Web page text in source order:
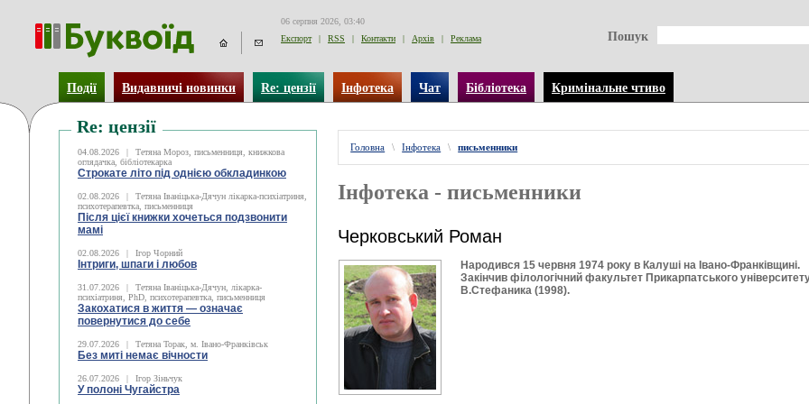
06 серпня 2026, 03:40
Експорт
| RSS | Контакти | Архів | Реклама Пошук
Події Видавничі новинки Re: цензії Інфотека Чат Бібліотека Кримінальне чтиво
Re: цензії
04.08.2026 |
Тетяна Мороз, письменниця, книжкова
оглядачка, бібліотекарка
Строкате літо під однією обкладинкою
02.08.2026 |
Тетяна Іваніцька-Дячун лікарка-психіатриня,
психотерапевтка, письменниця
Після цієї книжки хочеться подзвонити
мамі
02.08.2026 | Ігор Чорний
Інтриги, шпаги і любов
31.07.2026 |
Тетяна Іваніцька-Дячун, лікарка-
психіатриня, PhD, психотерапевтка, письменниця
Закохатися в життя — означає
повернутися до себе
29.07.2026 | Тетяна Торак, м. Івано-Франківськ
Без миті немає вічности
26.07.2026 | Ігор Зіньчук
У полоні Чугайстра
Головна \ Інфотека \ письменники
Інфотека - письменники
Черковський Роман
Народився 15 червня 1974 року в Калуші на Івано-Франківщині.
Закінчив філологічний факультет Прикарпатського
В.Стефаника (1998).